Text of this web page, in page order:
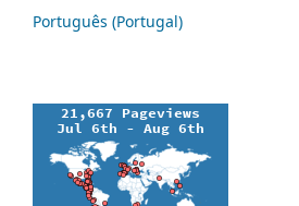
Português (Portugal)